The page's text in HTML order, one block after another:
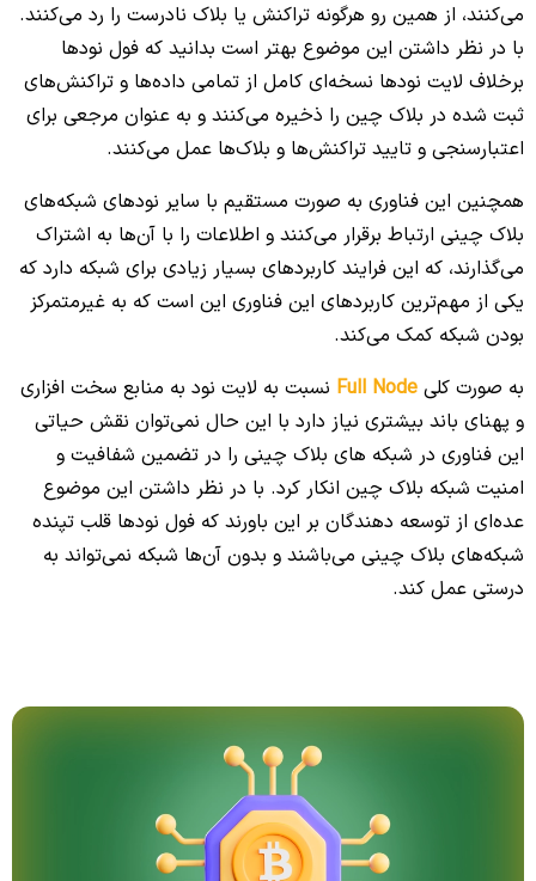
می‌کنند، از همین رو هرگونه تراکنش یا بلاک نادرست را رد می‌کنند.
با در نظر داشتن این موضوع بهتر است بدانید که فول نودها
برخلاف لایت نودها نسخه‌ای کامل از تمامی داده‌ها و تراکنش‌های
ثبت شده در بلاک چین را ذخیره می‌کنند و به عنوان مرجعی برای
اعتبارسنجی و تایید تراکنش‌ها و بلاک‌ها عمل می‌کنند.
همچنین این فناوری به صورت مستقیم با سایر نودهای شبکه‌های
بلاک چینی ارتباط برقرار می‌کنند و اطلاعات را با آن‌ها به اشتراک
می‌گذارند، که این فرایند کاربردهای بسیار زیادی برای شبکه دارد که
یکی از مهم‌ترین کاربردهای این فناوری این است که به غیرمتمرکز
بودن شبکه کمک می‌کند.
به صورت کلی Full Node نسبت به لایت نود به منابع سخت افزاری
و پهنای باند بیشتری نیاز دارد با این حال نمی‌توان نقش حیاتی
این فناوری در شبکه های بلاک چینی را در تضمین شفافیت و
امنیت شبکه بلاک چین انکار کرد. با در نظر داشتن این موضوع
عده‌ای از توسعه دهندگان بر این باورند که فول نودها قلب تپنده
شبکه‌های بلاک چینی می‌باشند و بدون آن‌ها شبکه نمی‌تواند به
درستی عمل کند.